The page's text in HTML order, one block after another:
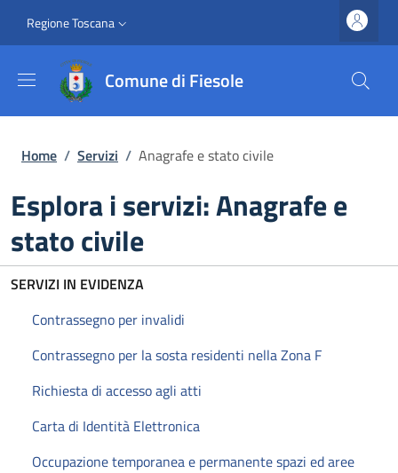
Slim top
Regione Toscana
Comune di Fiesole
Briciole di pane
Home / Servizi / Anagrafe e stato civile
Esplora i servizi: Anagrafe e
stato civile
SERVIZI IN EVIDENZA
Contrassegno per invalidi
Contrassegno per la sosta residenti nella Zona F
Richiesta di accesso agli atti
Carta di Identità Elettronica
Occupazione temporanea e permanente spazi ed aree